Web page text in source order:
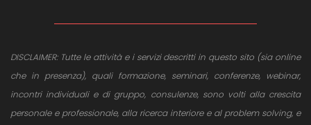
DISCLAIMER: Tutte le attività e i servizi descritti in questo sito (sia online
che in presenza), quali formazione, seminari, conferenze, webinar,
incontri individuali e di gruppo, consulenze, sono volti alla crescita
personale e professionale, alla ricerca interiore e al problem solving, e